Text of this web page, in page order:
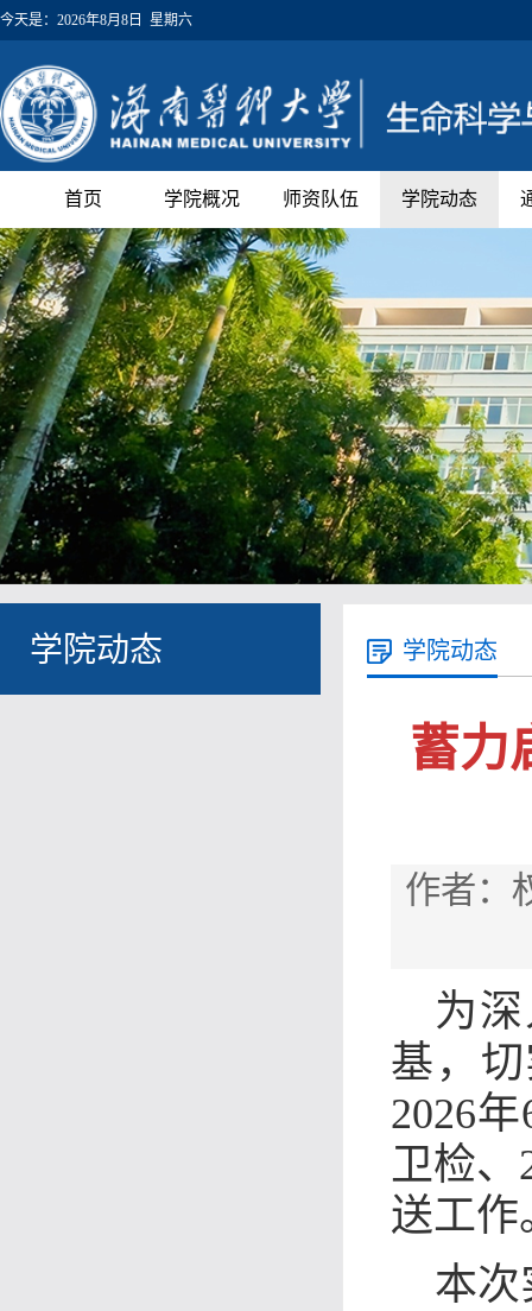
今天是： 2026年8月8日 星期六
首页 学院概况 师资队伍 学院动态
学院动态 学院动态
蓄力
作者：
为
基，
2026
卫检、
送工作
本次